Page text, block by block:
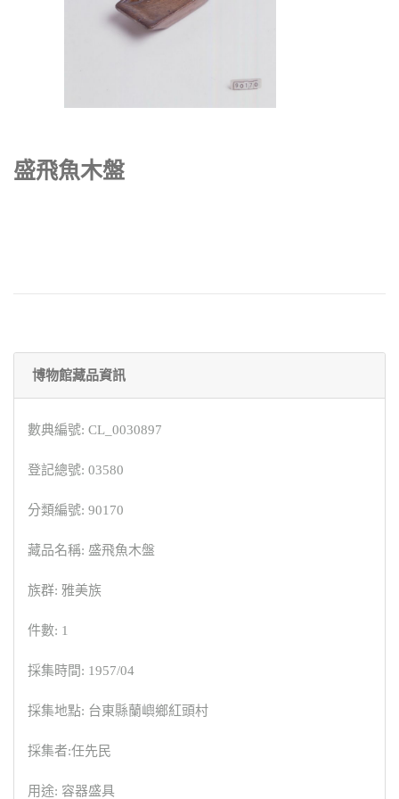
盛飛魚木盤
博物館藏品資訊
數典編號: CL_0030897
登記總號: 03580
分類編號: 90170
藏品名稱: 盛飛魚木盤
族群: 雅美族
件數: 1
採集時間: 1957/04
採集地點: 台東縣蘭嶼鄉紅頭村
採集者:任先民
用途: 容器盛具